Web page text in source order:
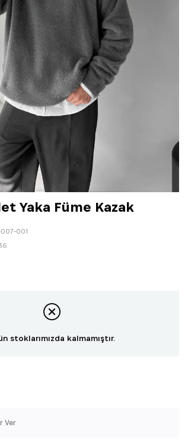
Yaka Füme Kazak
007-001
stoklarımızda kalmamıştır.
Ver